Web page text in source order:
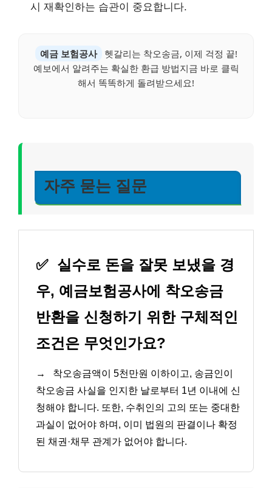
시 재확인하는 습관이 중요합니다.
예금 보험공사
헷갈리는 착오송금, 이제 걱정 끝!
예보에서 알려주는 확실한 환급 방법지금 바로 클릭
해서 똑똑하게 돌려받으세요!
자주 묻는 질문
✅ 실수로 돈을 잘못 보냈을 경
우, 예금보험공사에 착오송금
반환을 신청하기 위한 구체적인
조건은 무엇인가요?
→
착오송금액이 5천만원 이하이고, 송금인이
착오송금 사실을 인지한 날로부터 1년 이내에 신
청해야 합니다. 또한, 수취인의 고의 또는 중대한
과실이 없어야 하며, 이미 법원의 판결이나 확정
된 채권·채무 관계가 없어야 합니다.